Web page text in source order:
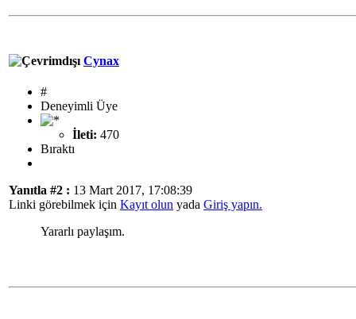
Cynax
#
Deneyimli Üye
İleti: 470
Bıraktı
Yanıtla #2 : 13 Mart 2017, 17:08:39
Linki görebilmek için Kayıt olun yada Giriş yapın.
Yararlı paylaşım.